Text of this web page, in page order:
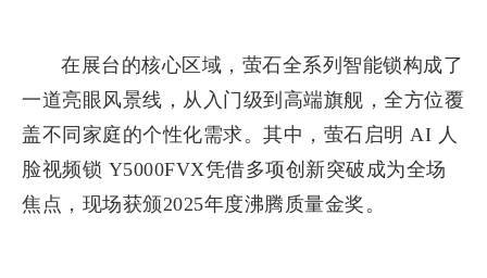
在展台的核心区域，萤石全系列智能锁构成了
一道亮眼风景线，从入门级到高端旗舰，全方位覆
盖不同家庭的个性化需求。其中，萤石启明 AI 人
脸视频锁 Y5000FVX凭借多项创新突破成为全场
焦点，现场获颁2025年度沸腾质量金奖。